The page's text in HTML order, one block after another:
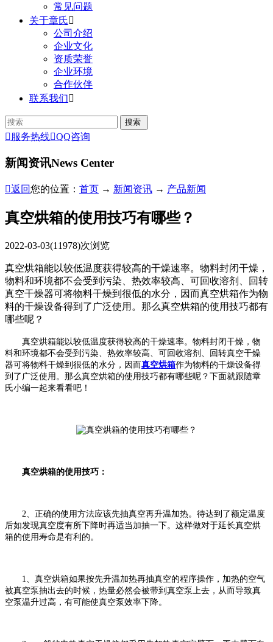
常见问题
关于章氏
公司介绍
企业文化
资质荣誉
企业环境
合作伙伴
联系我们
 服务热线QQ咨询
新闻资讯News Center
返回您的位置： 首页 → 新闻资讯 → 产品新闻
真空烘箱的使用技巧有哪些？
2022-03-03(11978)次浏览
真空烘箱能以较低温度获得较高的干燥速率。物料封闭干燥，
物料和环境都不会受到污染、热效率较高、可回收溶剂、回转
真空干燥器可将物料干燥到很低的水分，因而真空烘箱作为物
料的干燥设备得到了广泛使用。那么真空烘箱的使用技巧都有
哪些呢？
真空烘箱能以较低温度获得较高的干燥速率。物料封闭干燥，物
料和环境都不会受到污染、热效率较高、可回收溶剂、回转真空干燥
器可将物料干燥到很低的水分，因而真空烘箱作为物料的干燥设备得
到了广泛使用。那么真空烘箱的使用技巧都有哪些呢？下面就跟随章
氏小编一起来看看吧！
真空烘箱的使用技巧：
2、正确的使用方法应该先抽真空再升温加热。待达到了额定温度
后如发现真空度有所下降时再适当加抽一下。这样做对于延长真空烘
箱的使用寿命是有利的。
1、真空烘箱如果按先升温加热再抽真空的程序操作，加热的空气
被真空泵抽出去的时候，热量必然会被带到真空泵上去，从而导致真
空泵温升过高，有可能使真空泵效率下降。